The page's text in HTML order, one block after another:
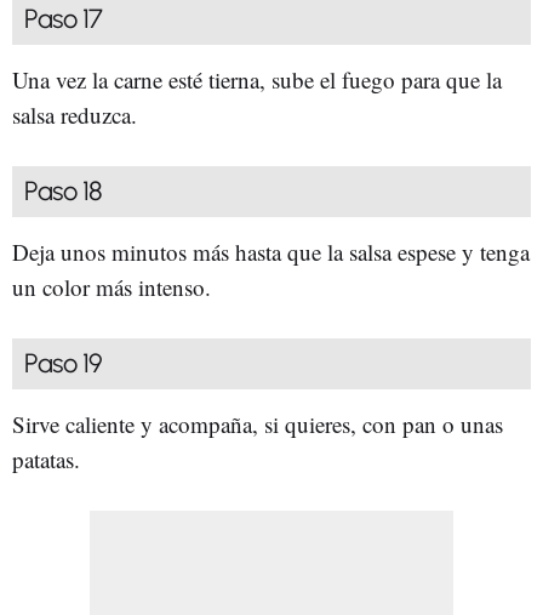
Paso 17
Una vez la carne esté tierna, sube el fuego para que la
salsa reduzca.
Paso 18
Deja unos minutos más hasta que la salsa espese y tenga
un color más intenso.
Paso 19
Sirve caliente y acompaña, si quieres, con pan o unas
patatas.